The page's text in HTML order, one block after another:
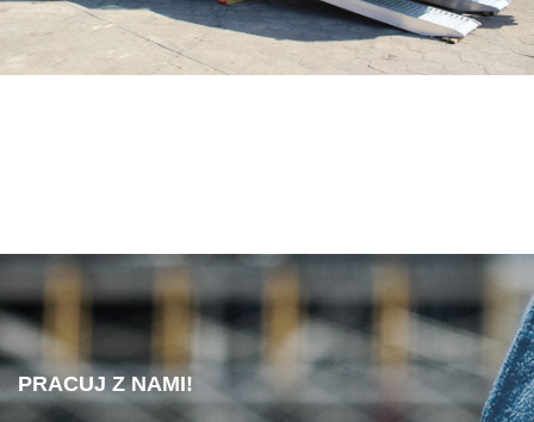
PRACUJ Z NAMI!